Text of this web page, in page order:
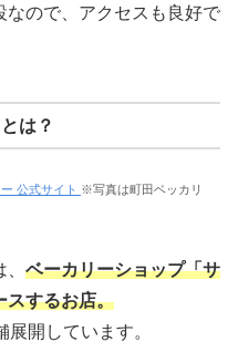
なので、アクセスも良好で
は？
公式サイト ※写真は町田ベッカリ
ベーカリーショップ「サ
スするお店。
開しています。